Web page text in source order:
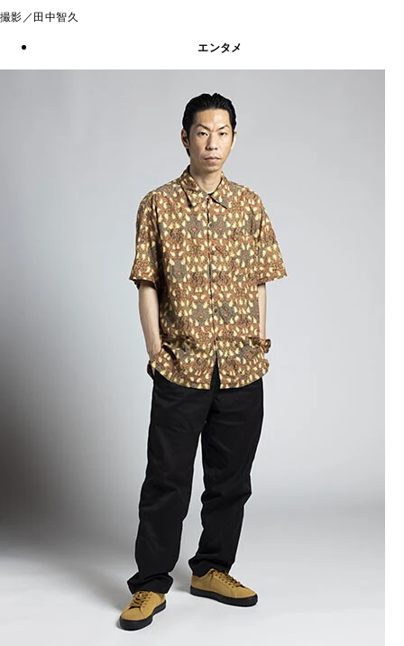
撮影／田中智久
エンタメ